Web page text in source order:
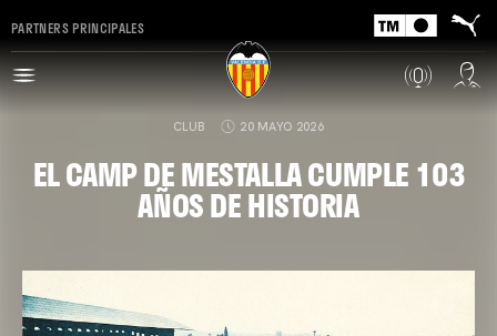
PARTNERS PRINCIPALES
CLUB 20 MAYO 2026
EL CAMP DE MESTALLA CUMPLE 103
AÑOS DE HISTORIA